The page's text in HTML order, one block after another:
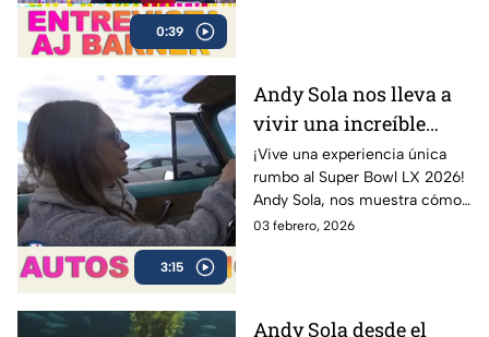
0:39
3:15
Andy Sola nos lleva a
vivir una increíble
experiencia en un Bel
Air 1954 | Sola al Super
Bowl
¡Vive una experiencia única
rumbo al Super Bowl LX 2026!
Andy Sola, nos muestra cómo
se vive la previa del Super
03 febrero, 2026
Andy Sola desde el